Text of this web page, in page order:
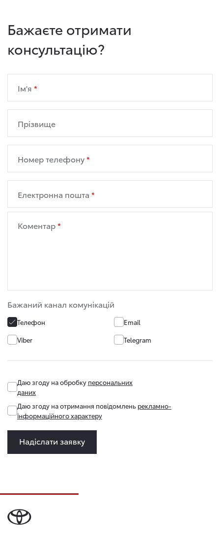
Бажаєте отримати
консультацію?
Ім'я
Прізвище
Номер телефону
Електронна пошта
Коментар
Бажаний канал комунікацій
Телефон
Email
Viber
Telegram
Даю згоду на обробку персональних
даних
Даю згоду на отримання повідомлень рекламно-
інформаційного характеру
Надіслати заявку